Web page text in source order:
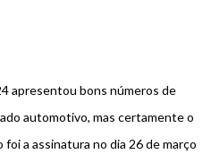
apresentou bons números de
automotivo, mas certamente o
a assinatura no dia 26 de março